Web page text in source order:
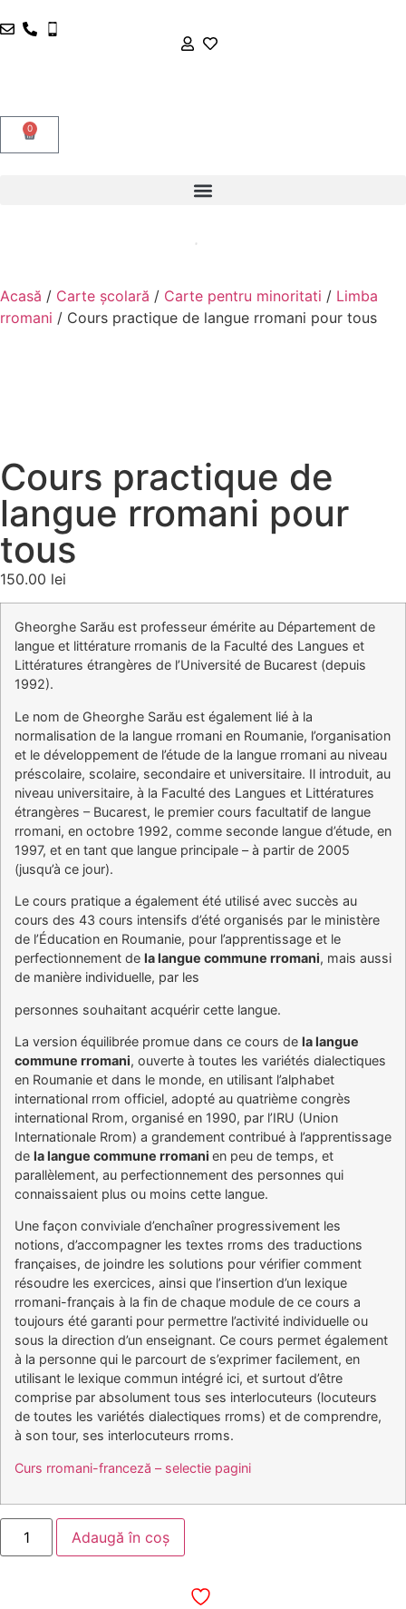
0
Acasă / Carte școlară / Carte pentru minoritati / Limba
rromani / Cours practique de langue rromani pour tous
Cours practique de
langue rromani pour
tous
150.00 lei
Gheorghe Sarău est professeur émérite au Département de
langue et littérature rromanis de la Faculté des Langues et
Littératures étrangères de l’Université de Bucarest (depuis
1992).
Le nom de Gheorghe Sarău est également lié à la
normalisation de la langue rromani en Roumanie, l’organisation
et le développement de l’étude de la langue rromani au niveau
préscolaire, scolaire, secondaire et universitaire. Il introduit, au
niveau universitaire, à la Faculté des Langues et Littératures
étrangères – Bucarest, le premier cours facultatif de langue
rromani, en octobre 1992, comme seconde langue d’étude, en
1997, et en tant que langue principale – à partir de 2005
(jusqu’à ce jour).
Le cours pratique a également été utilisé avec succès au
cours des 43 cours intensifs d’été organisés par le ministère
de l’Éducation en Roumanie, pour l’apprentissage et le
perfectionnement de la langue commune rromani, mais aussi
de manière individuelle, par les
personnes souhaitant acquérir cette langue.
La version équilibrée promue dans ce cours de la langue
commune rromani, ouverte à toutes les variétés dialectiques
en Roumanie et dans le monde, en utilisant l’alphabet
international rrom officiel, adopté au quatrième congrès
international Rrom, organisé en 1990, par l’IRU (Union
Internationale Rrom) a grandement contribué à l’apprentissage
de la langue commune rromani en peu de temps, et
parallèlement, au perfectionnement des personnes qui
connaissaient plus ou moins cette langue.
Une façon conviviale d’enchaîner progressivement les
notions, d’accompagner les textes rroms des traductions
françaises, de joindre les solutions pour vérifier comment
résoudre les exercices, ainsi que l’insertion d’un lexique
rromani-français à la fin de chaque module de ce cours a
toujours été garanti pour permettre l’activité individuelle ou
sous la direction d’un enseignant. Ce cours permet également
à la personne qui le parcourt de s’exprimer facilement, en
utilisant le lexique commun intégré ici, et surtout d’être
comprise par absolument tous ses interlocuteurs (locuteurs
de toutes les variétés dialectiques rroms) et de comprendre,
à son tour, ses interlocuteurs rroms.
Curs rromani-franceză – selectie pagini
Adaugă în coș